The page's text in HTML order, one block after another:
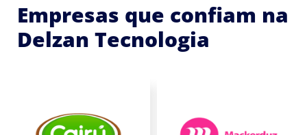
Empresas que confiam na
Delzan Tecnologia